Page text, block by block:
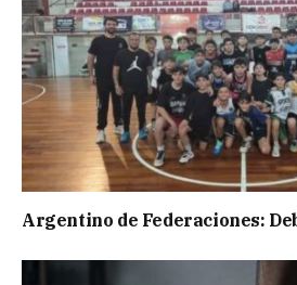
Argentino de Federaciones: